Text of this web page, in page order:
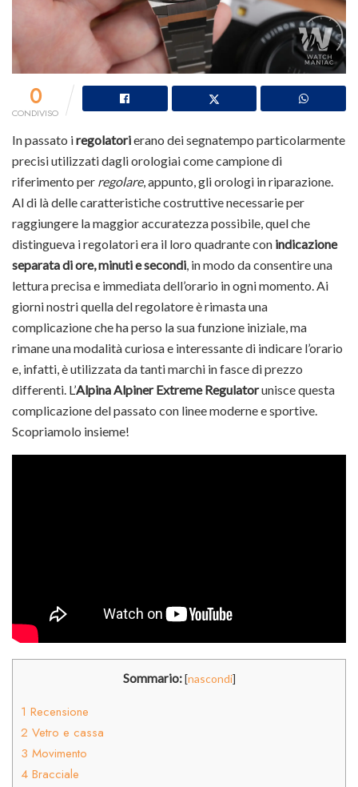
0
CONDIVISO
In passato iregolatorierano dei segnatempo particolarmente
precisi utilizzati dagli orologiai come campione di
riferimento per regolare, appunto, gli orologi in riparazione.
Al di là delle caratteristiche costruttive necessarie per
raggiungere la maggior accuratezza possibile, quel che
distingueva i regolatori era il loro quadrante con indicazione
separata di ore, minuti e secondi , in modo da consentire una
lettura precisa e immediata dell’orario in ogni momento. Ai
giorni nostri quella del regolatore è rimasta una
complicazione che ha perso la sua funzione iniziale, ma
rimane una modalità curiosa e interessante di indicare l’orario
e, infatti, è utilizzata da tanti marchi in fasce di prezzo
differenti. L’Alpina Alpiner Extreme Regulatorunisce questa
complicazione del passato con linee moderne e sportive.
Scopriamolo insieme!
Sommario: [nascondi]
1 Recensione
2 Vetro e cassa
3 Movimento
4 Bracciale